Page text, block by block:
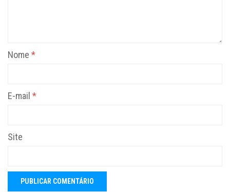
Nome *
E-mail *
Site